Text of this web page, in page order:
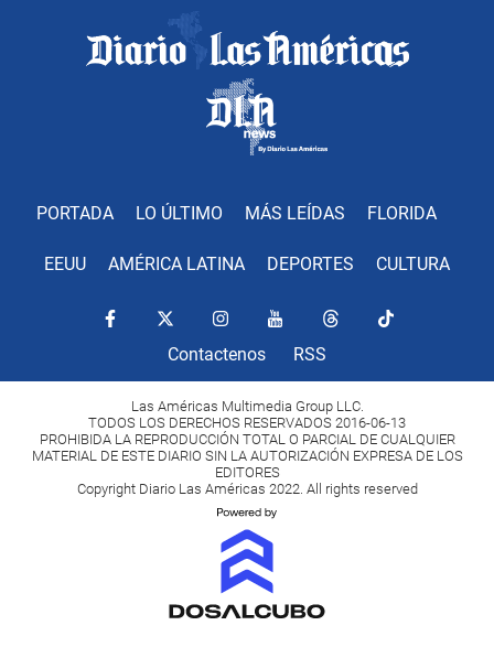
PORTADA LO ÚLTIMO MÁS LEÍDAS FLORIDA
EEUU AMÉRICA LATINA DEPORTES CULTURA
Contactenos RSS
Las Américas Multimedia Group LLC.
TODOS LOS DERECHOS RESERVADOS 2016-06-13
PROHIBIDA LA REPRODUCCIÓN TOTAL O PARCIAL DE CUALQUIER
MATERIAL DE ESTE DIARIO SIN LA AUTORIZACIÓN EXPRESA DE LOS
EDITORES
Copyright Diario Las Américas 2022. All rights reserved